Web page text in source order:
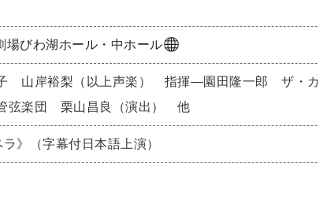
場びわ湖ホール・中ホール
山岸裕梨（以上声楽） 指揮―園田隆一郎 ザ・カ
弦楽団 栗山昌良（演出） 他
》（字幕付日本語上演）